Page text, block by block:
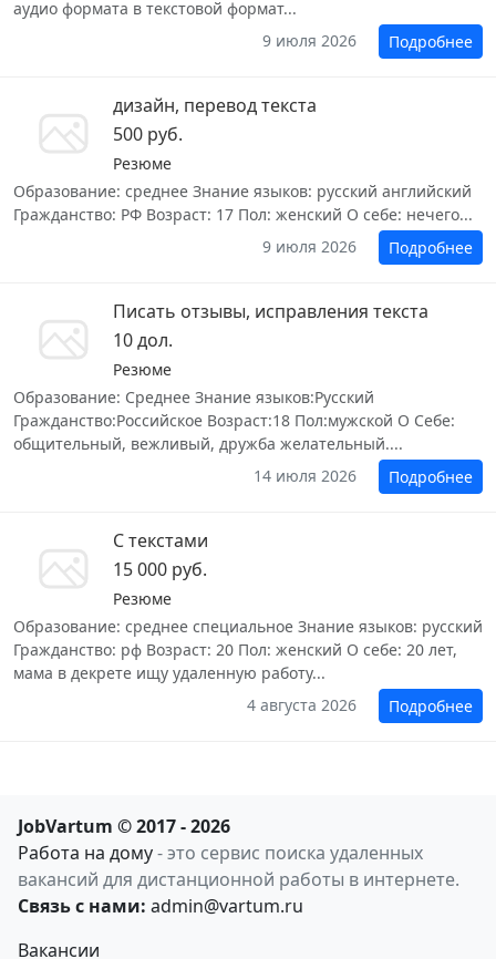
аудио формата в текстовой формат...
9 июля 2026
Подробнее
дизайн, перевод текста
500 руб.
Резюме
Образование: среднее Знание языков: русский английский
Гражданство: РФ Возраст: 17 Пол: женский О себе: нечего...
9 июля 2026
Подробнее
Писать отзывы, исправления текста
10 дол.
Резюме
Образование: Среднее Знание языков:Русский
Гражданство:Российское Возраст:18 Пол:мужской О Себе:
общительный, вежливый, дружба желательный....
14 июля 2026
Подробнее
С текстами
15 000 руб.
Резюме
Образование: среднее специальное Знание языков: русский
Гражданство: рф Возраст: 20 Пол: женский О себе: 20 лет,
мама в декрете ищу удаленную работу...
4 августа 2026
Подробнее
JobVartum © 2017 - 2026
Работа на дому- это сервис поиска удаленных
вакансий для дистанционной работы в интернете.
Связь с нами: admin@vartum.ru
Вакансии